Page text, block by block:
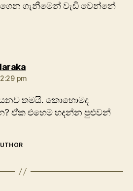
ගැනීමෙන් වැඩි වෙන්නේ
says:
pm
තමයි. කොහොමද
ඒක එහෙම හදන්න පුළුවන්